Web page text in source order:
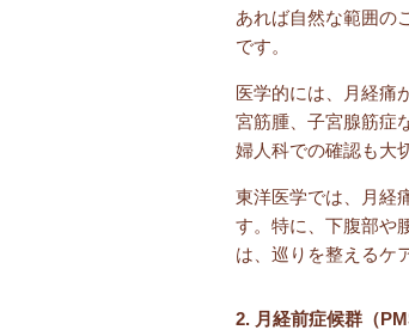
あれば自然な範囲の
です。
医学的には、月経痛
宮筋腫、子宮腺筋症
婦人科での確認も大
東洋医学では、月経
す。特に、下腹部や
は、巡りを整えるケ
2. 月経前症候群（